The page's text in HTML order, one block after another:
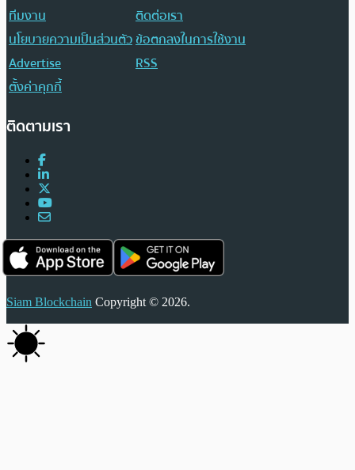
ทีมงาน
ติดต่อเรา
นโยบายความเป็นส่วนตัวข้อตกลงในการใช้งาน
Advertise
RSS
ตั้งค่าคุกกี้
ติดตามเรา
Siam Blockchain Copyright © 2026.